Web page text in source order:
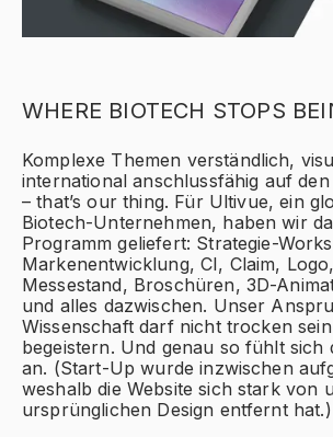
WHERE BIOTECH STOPS
Komplexe Themen verständlich,
international anschlussfähig auf
– that’s our thing. Für Ultivue, ein
Biotech-Unternehmen, haben wir
Programm geliefert: Strategie-
Markenentwicklung, CI, Claim,
Messestand, Broschüren, 3D-
und alles dazwischen. Unser
Wissenschaft darf nicht trocken
begeistern. Und genau so fühlt sich
an. (Start-Up wurde inzwischen
weshalb die Website sich stark von
ursprünglichen Design entfernt hat.)